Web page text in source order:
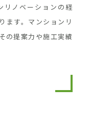
ノベーションの経
ます。マンションリ
の提案力や施工実績